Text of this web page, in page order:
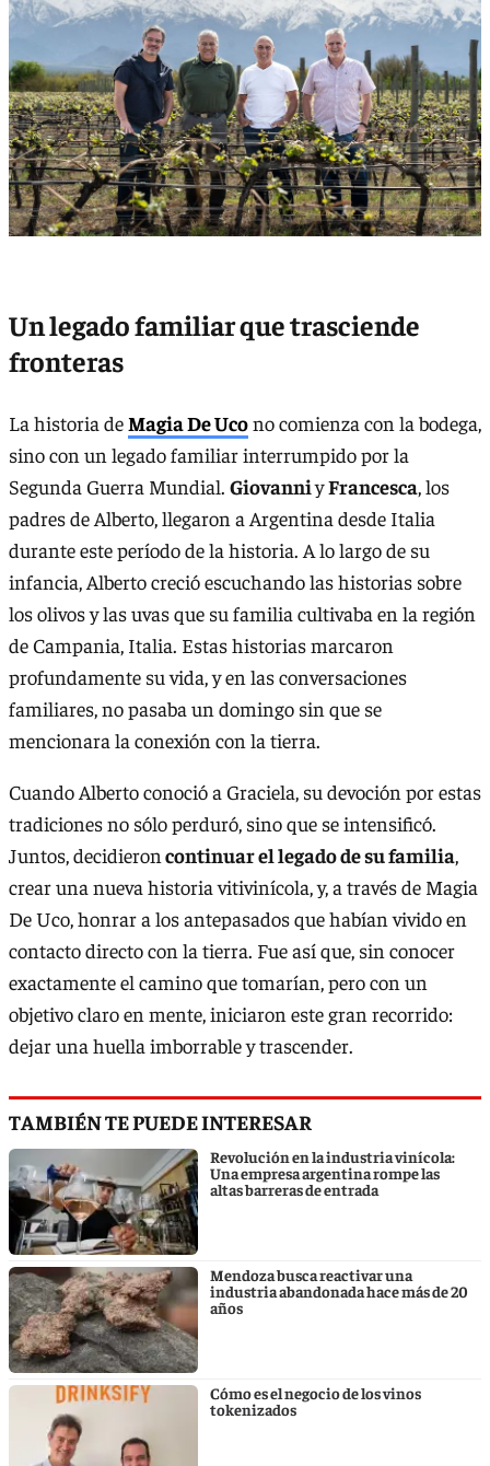
Un legado familiar que trasciende
fronteras
La historia deMagia De Ucono comienza con la bodega,
sino con un legado familiar interrumpido por la
Segunda Guerra Mundial. GiovanniyFrancesca, los
padres de Alberto, llegaron a Argentina desde Italia
durante este período de la historia. A lo largo de su
infancia, Alberto creció escuchando las historias sobre
los olivos y las uvas que su familia cultivaba en la región
de Campania, Italia. Estas historias marcaron
profundamente su vida, y en las conversaciones
familiares, no pasaba un domingo sin que se
mencionara la conexión con la tierra.
Cuando Alberto conoció a Graciela, su devoción por estas
tradiciones no sólo perduró, sino que se intensificó.
Juntos, decidieron continuar el legado de su familia,
crear una nueva historia vitivinícola, y, a través de Magia
De Uco, honrar a los antepasados ​​que habían vivido en
contacto directo con la tierra. Fue así que, sin conocer
exactamente el camino que tomarían, pero con un
objetivo claro en mente, iniciaron este gran recorrido:
dejar una huella imborrable y trascender.
TAMBIÉN TE PUEDE INTERESAR
Revolución en la industria vinícola:
Una empresa argentina rompe las
altas barreras de entrada
Mendoza busca reactivar una
industria abandonada hace más de 20
años
Cómo es el negocio de los vinos
tokenizados